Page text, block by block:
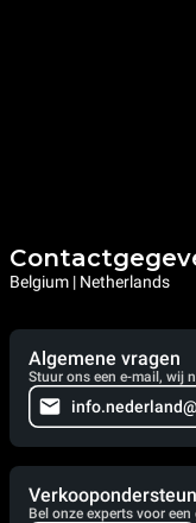
Belgium | Netherlands
Algemene vragen
Stuur ons een e-mail, wij
Bel onze experts voor